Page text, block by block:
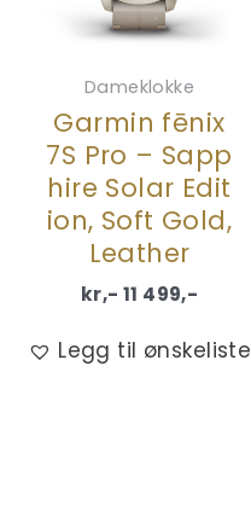
Dameklokke
Garmin fēnix
7S Pro – Sapp
hire Solar Edit
ion, Soft Gold,
Leather
kr,- 11 499,-
Legg til ønskeliste